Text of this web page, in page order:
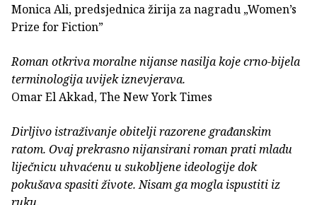
Monica Ali, predsjednica žirija za nagradu „Women’s
Prize for Fiction”
Roman otkriva moralne nijanse nasilja koje crno-bijela
terminologija uvijek iznevjerava.
Omar El Akkad, The New York Times
Dirljivo istraživanje obitelji razorene građanskim
ratom. Ovaj prekrasno nijansirani roman prati mladu
liječnicu uhvaćenu u sukobljene ideologije dok
pokušava spasiti živote. Nisam ga mogla ispustiti iz